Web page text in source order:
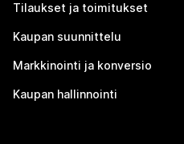
Tilaukset ja toimitukset
Kaupan suunnittelu
Markkinointi ja konversio
Kaupan hallinnointi